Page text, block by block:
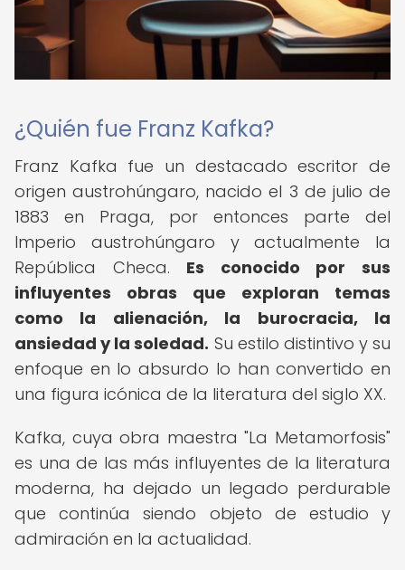
¿Quién fue Franz Kafka?
Franz Kafka fue un destacado escritor de
origen austrohúngaro, nacido el 3 de julio de
1883 en Praga, por entonces parte del
Imperio austrohúngaro y actualmente la
República Checa. Es conocido por sus
influyentes obras que exploran temas
como la alienación, la burocracia, la
ansiedad y la soledad. Su estilo distintivo y su
enfoque en lo absurdo lo han convertido en
una figura icónica de la literatura del siglo XX.
Kafka, cuya obra maestra "La Metamorfosis"
es una de las más influyentes de la literatura
moderna, ha dejado un legado perdurable
que continúa siendo objeto de estudio y
admiración en la actualidad.